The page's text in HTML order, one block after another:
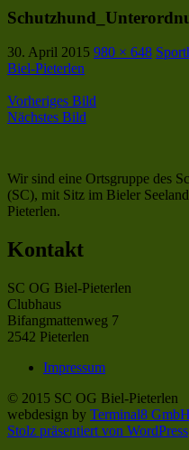
30. April 2015 980 × 648
Biel-Pieterlen
Vorheriges Bild
Nächstes Bild
Wir sind eine Ortsgruppe des
(SC), mit Sitz im Bieler
Pieterlen.
Kontakt
SC OG Biel-Pieterlen
Clubhaus
Bifangmattenweg 7
2542 Pieterlen
Impressum
© 2015 SC OG Biel-Pieterlen
webdesign by Terminal8 GmbH
Stolz präsentiert von WordPress